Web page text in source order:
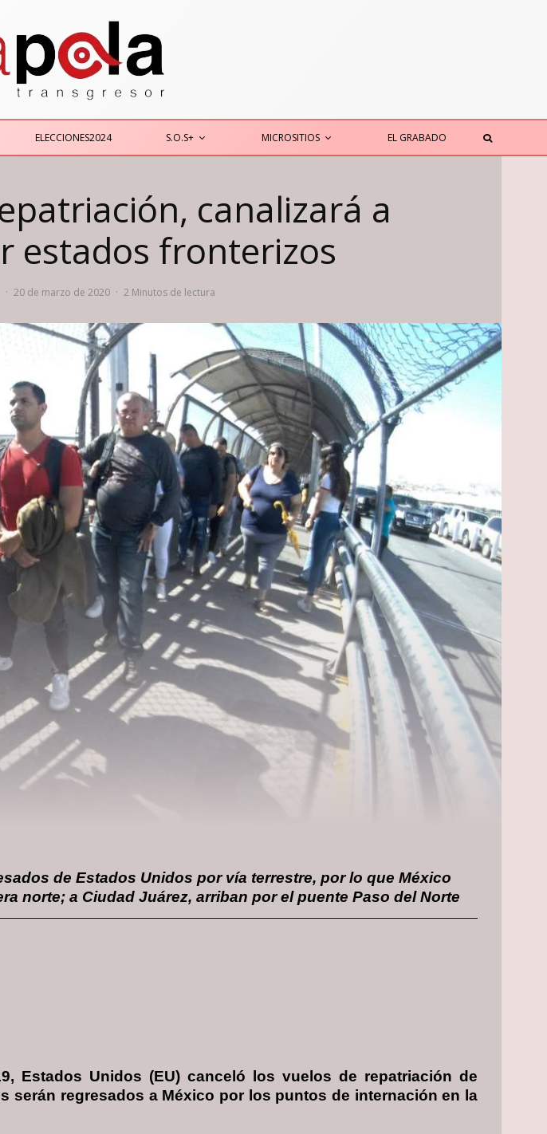
ELECCIONES2024 S.O.S+ MICROSITIOS EL GRABADO
canalizará a
estados fronterizos
· 20 de marzo de 2020 · 2 Minutos de lectura
de Estados Unidos por vía terrestre, por lo que México
norte; a Ciudad Juárez, arriban por el puente Paso del Norte
Estados Unidos (EU) canceló los vuelos de repatriación de
regresados a México por los puntos de internación en la